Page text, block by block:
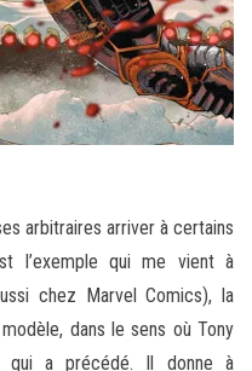
arbitraires arriver à certains
l’exemple qui me vient à
chez Marvel Comics), la
dans le sens où Tony
qui a précédé. Il donne à